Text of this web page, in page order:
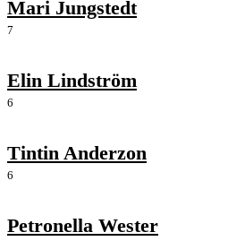
Mari Jungstedt
7
Elin Lindström
6
Tintin Anderzon
6
Petronella Wester